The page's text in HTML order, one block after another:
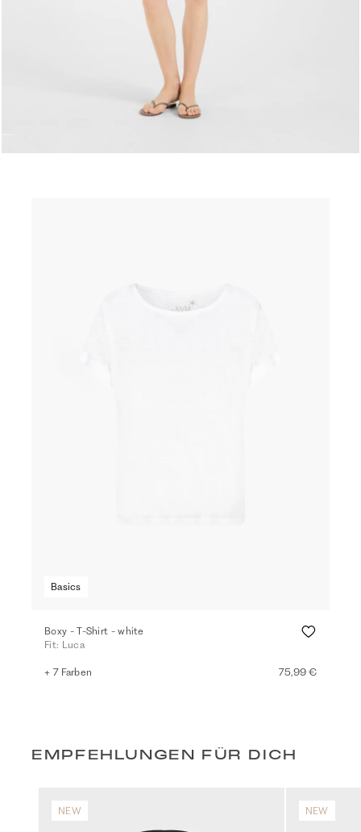
Basics
Boxy - T-Shirt - white
Fit: Luca
+ 7 Farben 75,99 €
EMPFEHLUNGEN FÜR DICH
NEW NEW